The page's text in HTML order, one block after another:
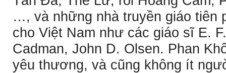
…, và những nhà truyền giáo tiên
cho Việt Nam như các giáo sĩ E.
Cadman, John D. Olsen. Phan
yêu thương, và cũng không ít